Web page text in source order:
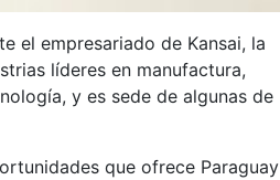
el empresariado de Kansai, la
líderes en manufactura,
y es sede de algunas de
que ofrece Paraguay